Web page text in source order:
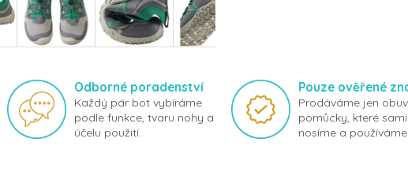
Odborné poradenství
Každý pár bot vybíráme
podle funkce, tvaru nohy a
účelu použití.
Pouze ověřené
Prodáváme jen
pomůcky, které sami
nosíme a používáme.